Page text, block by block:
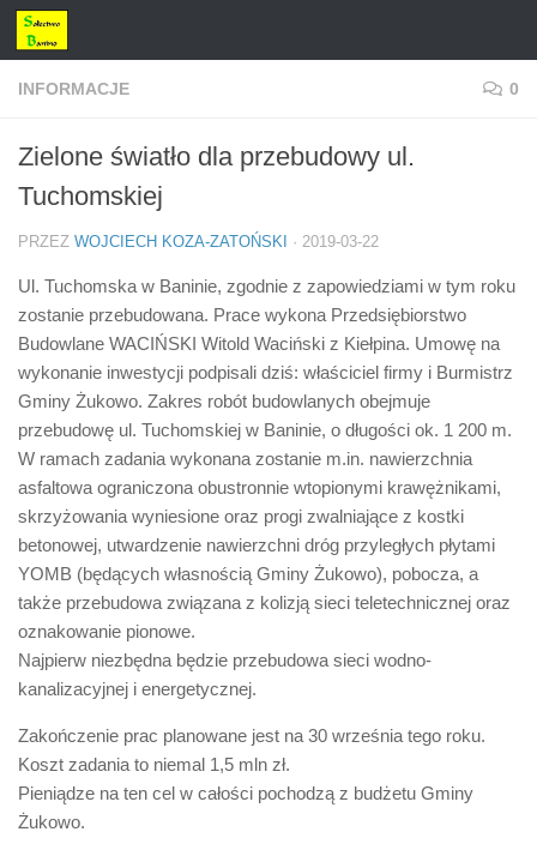
Przejdź do treści
INFORMACJE 0
Zielone światło dla przebudowy ul.
Tuchomskiej
PRZEZ WOJCIECH KOZA-ZATOŃSKI · 2019-03-22
Ul. Tuchomska w Baninie, zgodnie z zapowiedziami w tym roku
zostanie przebudowana. Prace wykona Przedsiębiorstwo
Budowlane WACIŃSKI Witold Waciński z Kiełpina. Umowę na
wykonanie inwestycji podpisali dziś: właściciel firmy i Burmistrz
Gminy Żukowo. Zakres robót budowlanych obejmuje
przebudowę ul. Tuchomskiej w Baninie, o długości ok. 1 200 m.
W ramach zadania wykonana zostanie m.in. nawierzchnia
asfaltowa ograniczona obustronnie wtopionymi krawężnikami,
skrzyżowania wyniesione oraz progi zwalniające z kostki
betonowej, utwardzenie nawierzchni dróg przyległych płytami
YOMB (będących własnością Gminy Żukowo), pobocza, a
także przebudowa związana z kolizją sieci teletechnicznej oraz
oznakowanie pionowe.
Najpierw niezbędna będzie przebudowa sieci wodno-
kanalizacyjnej i energetycznej.
Zakończenie prac planowane jest na 30 września tego roku.
Koszt zadania to niemal 1,5 mln zł.
Pieniądze na ten cel w całości pochodzą z budżetu Gminy
Żukowo.